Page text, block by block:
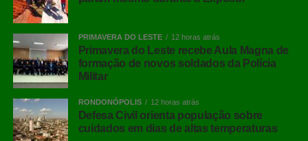
PRIMAVERA DO LESTE 12 horas atrás
Primavera do Leste recebe Aula Magna de
formação de novos soldados da Polícia
Militar
RONDONÓPOLIS 12 horas atrás
Defesa Civil orienta população sobre
cuidados em dias de altas temperaturas